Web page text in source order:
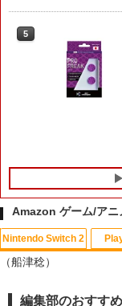
5
1
1
Amazon ゲーム/アニ
Nintendo Switch 2
（船津稔）
編集部のおすす